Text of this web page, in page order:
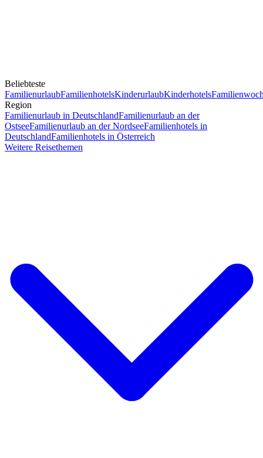
Beliebteste
FamilienurlaubFamilienhotelsKinderurlaubKinderhotels
Region
Familienurlaub in DeutschlandFamilienurlaub an der
OstseeFamilienurlaub an der NordseeFamilienhotels in
DeutschlandFamilienhotels in Österreich
Weitere Reisethemen